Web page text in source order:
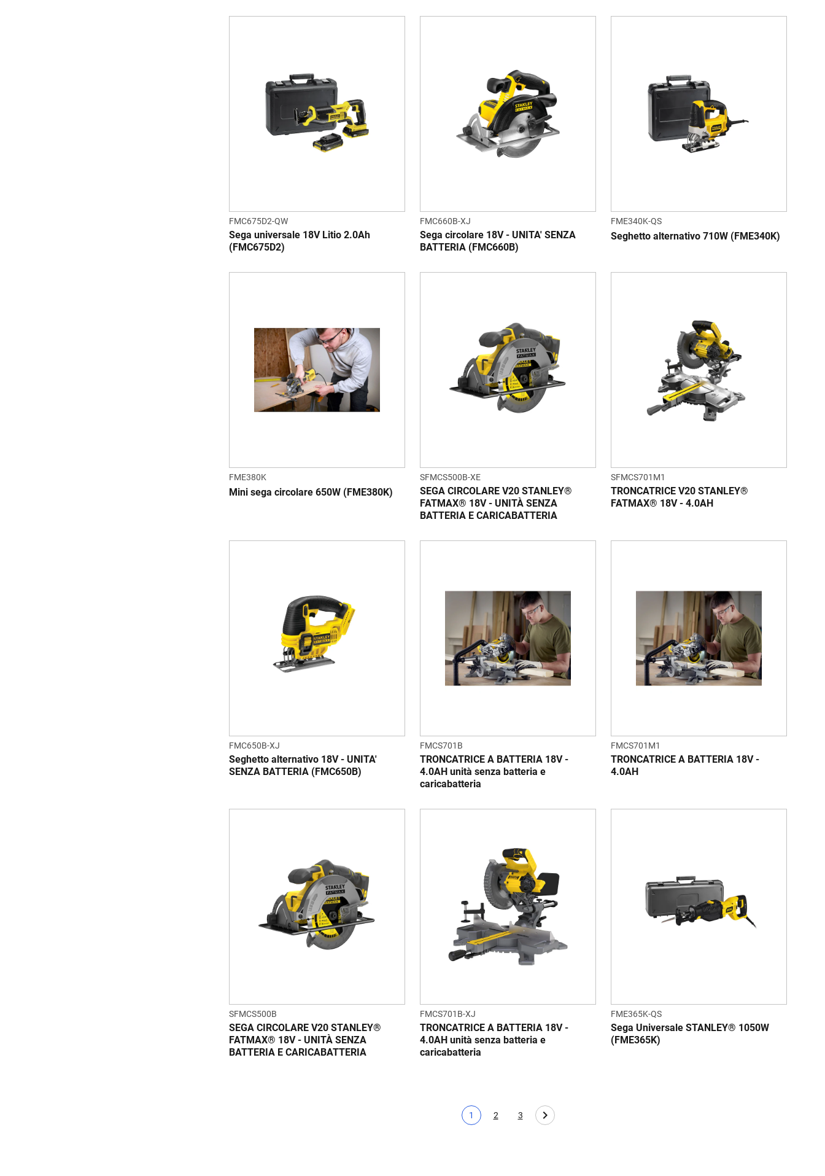
FMC675D2-QW
Sega universale 18V Litio 2.0Ah
(FMC675D2)
FMC660B-XJ
Sega circolare 18V - UNITA' SENZA
BATTERIA (FMC660B)
FME340K-QS
Seghetto alternativo 710W (FME340K)
FME380K
Mini sega circolare 650W (FME380K)
SFMCS500B-XE
SEGA CIRCOLARE V20 STANLEY®
FATMAX® 18V - UNITÀ SENZA
BATTERIA E CARICABATTERIA
SFMCS701M1
TRONCATRICE V20 STANLEY®
FATMAX® 18V - 4.0AH
FMC650B-XJ
Seghetto alternativo 18V - UNITA'
SENZA BATTERIA (FMC650B)
FMCS701B
TRONCATRICE A BATTERIA 18V -
4.0AH unità senza batteria e
caricabatteria
FMCS701M1
TRONCATRICE A BATTERIA 18V -
4.0AH
SFMCS500B
SEGA CIRCOLARE V20 STANLEY®
FATMAX® 18V - UNITÀ SENZA
BATTERIA E CARICABATTERIA
FMCS701B-XJ
TRONCATRICE A BATTERIA 18V -
4.0AH unità senza batteria e
caricabatteria
FME365K-QS
Sega Universale STANLEY® 1050W
(FME365K)
Pagina corrente
1
Page
2
Page
3